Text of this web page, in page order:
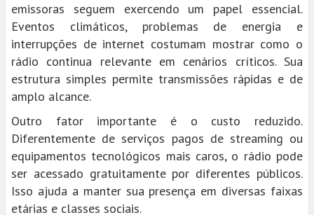
emissoras seguem exercendo um papel essencial.
Eventos climáticos, problemas de energia e
interrupções de internet costumam mostrar como o
rádio continua relevante em cenários críticos. Sua
estrutura simples permite transmissões rápidas e de
amplo alcance.
Outro fator importante é o custo reduzido.
Diferentemente de serviços pagos de streaming ou
equipamentos tecnológicos mais caros, o rádio pode
ser acessado gratuitamente por diferentes públicos.
Isso ajuda a manter sua presença em diversas faixas
etárias e classes sociais.